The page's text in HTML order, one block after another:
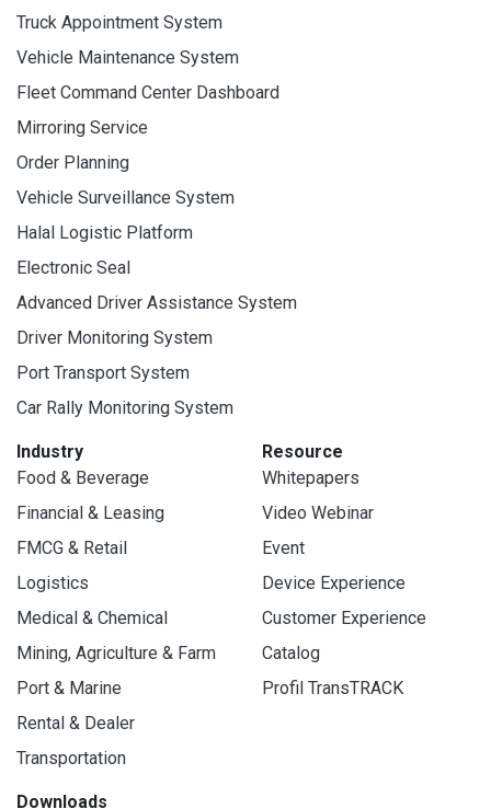
Truck Appointment System
Vehicle Maintenance System
Fleet Command Center Dashboard
Mirroring Service
Order Planning
Vehicle Surveillance System
Halal Logistic Platform
Electronic Seal
Advanced Driver Assistance System
Driver Monitoring System
Port Transport System
Car Rally Monitoring System
Industry
Food & Beverage
Financial & Leasing
FMCG & Retail
Logistics
Medical & Chemical
Mining, Agriculture & Farm
Port & Marine
Rental & Dealer
Transportation
Resource
Whitepapers
Video Webinar
Event
Device Experience
Customer Experience
Catalog
Profil TransTRACK
Downloads